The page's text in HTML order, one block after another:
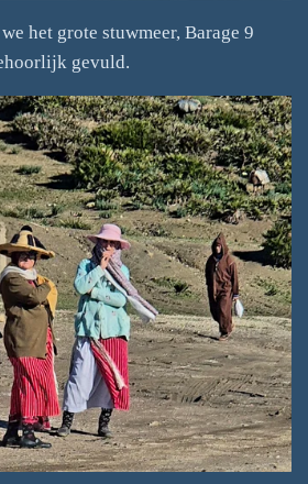
het grote stuwmeer, Barage 9
gevuld.